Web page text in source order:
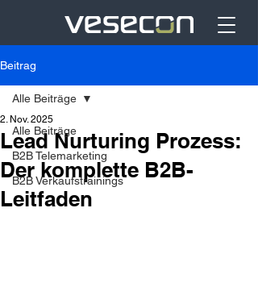
Beitrag
Alle Beiträge
B2B Telemarketing
B2B Verkaufstrainings
Alle Beiträge
Lead Nurturing Prozess:
Der komplette B2B-
Leitfaden
2. Nov. 2025